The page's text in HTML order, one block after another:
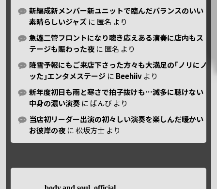
新編成新メンバー新ユニットで臨んだバランスのいい
素晴らしいジャズ に 匿名 より
急遽二管フロントになり聴き応えある演奏に店内もス
テージも賑わった夜 に 匿名 より
降雪予報にもご来店下さった方々も大満足の｢ノリにノ
ッた｣エンタメステージ に Beehiiv より
新年度初日も雨と寒さで拍子抜けも…滅多に聴けない
中身の濃い演奏 に ばんび より
当店初リーダー出演の初々しい演奏を楽しんだ暖かい
お彼岸の夜 に松坂方士 より